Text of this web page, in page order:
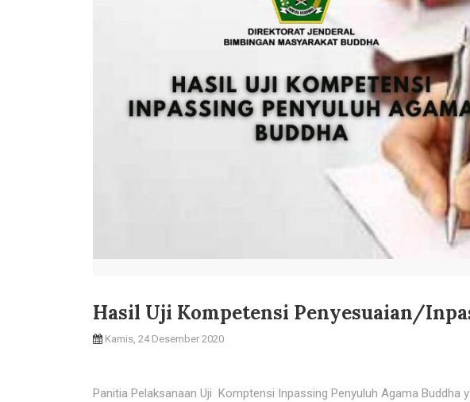
Hasil Uji Kompetensi Penyesuaian/
Kamis, 24 Desember 2020
Panitia Pelaksanaan Uji Komptensi Inpassing Penyuluh Agama Buddha